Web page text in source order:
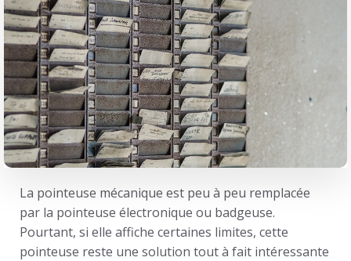
La pointeuse mécanique est peu à peu remplacée
par la pointeuse électronique ou badgeuse.
Pourtant, si elle affiche certaines limites, cette
pointeuse reste une solution tout à fait intéressante